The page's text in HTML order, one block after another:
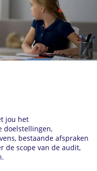
jou het
doelstellingen,
bestaande afspraken
de scope van de audit,